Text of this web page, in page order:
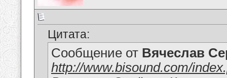
Цитата:
Сообщение от Вячеслав
http://www.bisound.com/